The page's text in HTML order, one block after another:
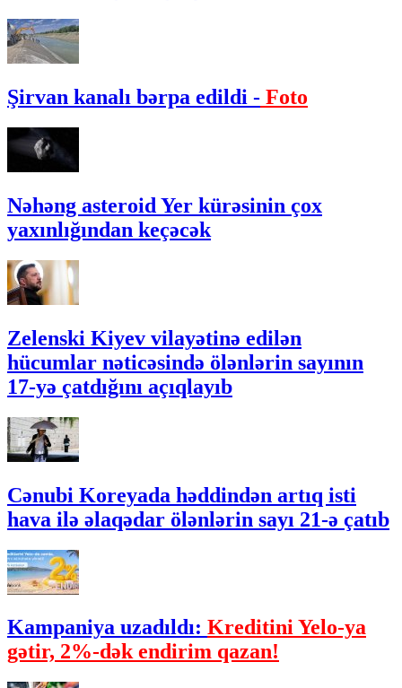
Şirvan kanalı bərpa edildi - Foto
Nəhəng asteroid Yer kürəsinin çox
yaxınlığından keçəcək
Zelenski Kiyev vilayətinə edilən
hücumlar nəticəsində ölənlərin sayının
17-yə çatdığını açıqlayıb
Cənubi Koreyada həddindən artıq isti
hava ilə əlaqədar ölənlərin sayı 21-ə çatıb
Kampaniya uzadıldı: Kreditini Yelo-ya
gətir, 2%-dək endirim qazan!